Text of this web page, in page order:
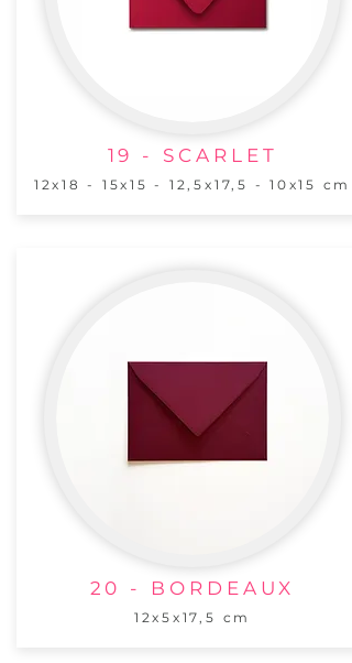
19 - SCARLET
12x18 - 15x15 - 12,5x17,5 - 10x15 cm
20 - BORDEAUX
12x5x17,5 cm